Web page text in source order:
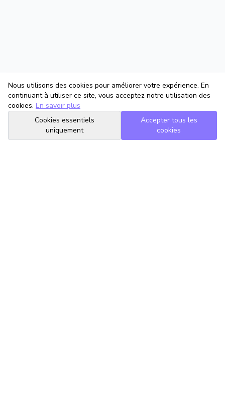
Nous utilisons des cookies pour améliorer votre expérience. En
continuant à utiliser ce site, vous acceptez notre utilisation des
cookies. En savoir plus
Cookies essentiels
uniquement
Accepter tous les
cookies